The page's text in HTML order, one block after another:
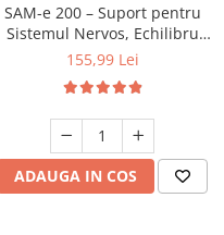
SAM-e 200 – Suport pentru
Sistemul Nervos, Echilibru
Psihologic și Metilare, 60
155,99 Lei
ADAUGA IN COS